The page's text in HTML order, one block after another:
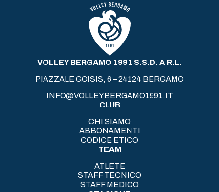
VOLLEY BERGAMO 1991 S.S.D. A R.L.
PIAZZALE GOISIS, 6 – 24124 BERGAMO
INFO@VOLLEYBERGAMO1991.IT
CLUB
CHI SIAMO
ABBONAMENTI
CODICE ETICO
TEAM
ATLETE
STAFF TECNICO
STAFF MEDICO